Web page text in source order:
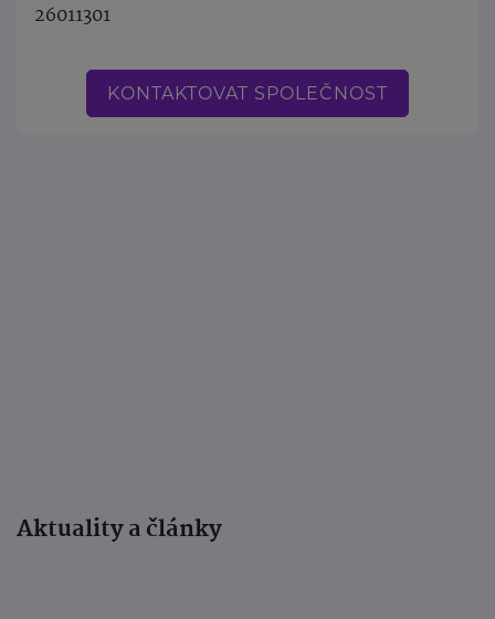
26011301
KONTAKTOVAT SPOLEČNOST
Aktuality a články